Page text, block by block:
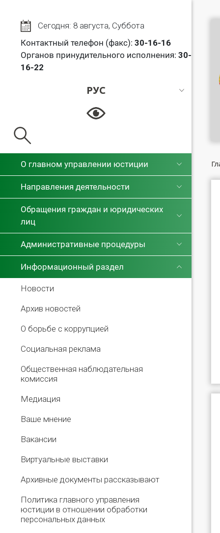
Сегодня: 8 августа, Суббота
Контактный телефон (факс): 30-16-16
Органов принудительного исполнения: 30-
16-22
РУС
РУС
О главном управлении юстиции
Направления деятельности
Обращения граждан и юридических
лиц
Административные процедуры
Информационный раздел
Новости
Архив новостей
О борьбе с коррупцией
Социальная реклама
Общественная наблюдательная
комиссия
Медиация
Ваше мнение
Вакансии
Виртуальные выставки
Архивные документы рассказывают
Политика главного управления
юстиции в отношении обработки
персональных данных